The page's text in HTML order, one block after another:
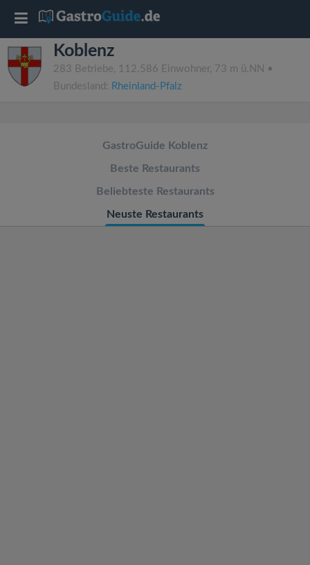
Koblenz
283 Betriebe, 112.586 Einwohner, 73 m ü.NN •
Bundesland: Rheinland-Pfalz
GastroGuide Koblenz
Beste Restaurants
Beliebteste Restaurants
Neuste Restaurants
T
o